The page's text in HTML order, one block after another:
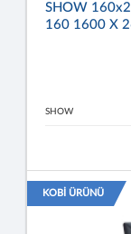
SHOW
160 1600 X
SHOW
KOBİ ÜRÜNÜ